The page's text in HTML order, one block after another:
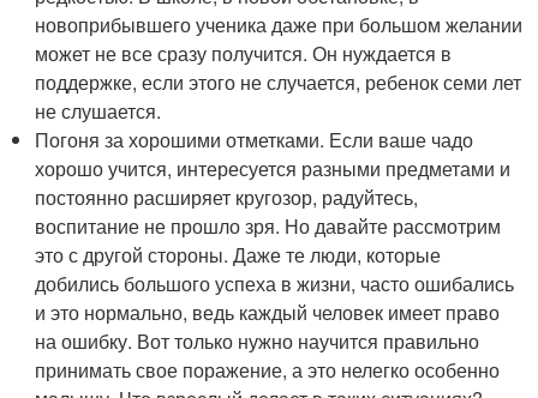
новоприбывшего ученика даже при большом желании
может не все сразу получится. Он нуждается в
поддержке, если этого не случается, ребенок семи лет
не слушается.
Погоня за хорошими отметками. Если ваше чадо
хорошо учится, интересуется разными предметами и
постоянно расширяет кругозор, радуйтесь,
воспитание не прошло зря. Но давайте рассмотрим
это с другой стороны. Даже те люди, которые
добились большого успеха в жизни, часто ошибались
и это нормально, ведь каждый человек имеет право
на ошибку. Вот только нужно научится правильно
принимать свое поражение, а это нелегко особенно